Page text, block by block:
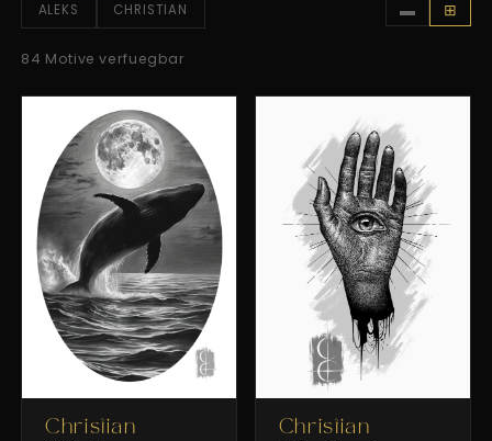
ALEKS
CHRISTIAN ▬ ⊞
84 Motive verfuegbar
Christian Christian